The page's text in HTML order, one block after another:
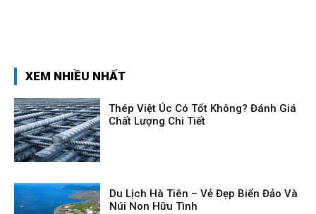
XEM NHIỀU NHẤT
Thép Việt Úc Có Tốt Không? Đánh Giá
Chất Lượng Chi Tiết
Du Lịch Hà Tiên – Vẻ Đẹp Biển Đảo Và
Núi Non Hữu Tình